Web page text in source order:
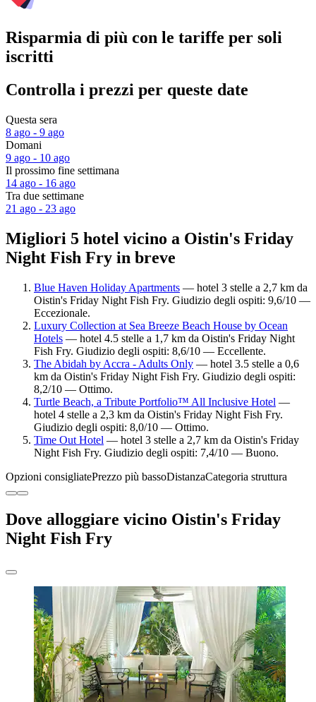
Risparmia di più con le tariffe per soli
iscritti
Controlla i prezzi per queste date
Questa sera
8 ago - 9 ago
Domani
9 ago - 10 ago
Il prossimo fine settimana
14 ago - 16 ago
Tra due settimane
21 ago - 23 ago
Migliori 5 hotel vicino a Oistin's Friday
Night Fish Fry in breve
Blue Haven Holiday Apartments — hotel 3 stelle a 2,7 km da
Oistin's Friday Night Fish Fry. Giudizio degli ospiti: 9,6/10 —
Eccezionale.
Luxury Collection at Sea Breeze Beach House by Ocean
Hotels — hotel 4.5 stelle a 1,7 km da Oistin's Friday Night
Fish Fry. Giudizio degli ospiti: 8,6/10 — Eccellente.
The Abidah by Accra - Adults Only — hotel 3.5 stelle a 0,6
km da Oistin's Friday Night Fish Fry. Giudizio degli ospiti:
8,2/10 — Ottimo.
Turtle Beach, a Tribute Portfolio™ All Inclusive Hotel —
hotel 4 stelle a 2,3 km da Oistin's Friday Night Fish Fry.
Giudizio degli ospiti: 8,0/10 — Ottimo.
Time Out Hotel — hotel 3 stelle a 2,7 km da Oistin's Friday
Night Fish Fry. Giudizio degli ospiti: 7,4/10 — Buono.
Opzioni consigliatePrezzo più bassoDistanzaCategoria struttura
Dove alloggiare vicino Oistin's Friday
Night Fish Fry